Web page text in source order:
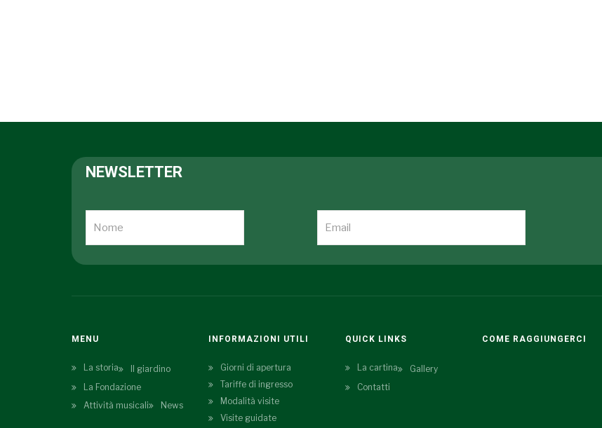
NEWSLETTER
MENU
La storia
Il giardino
La Fondazione
Attività musicali
News
INFORMAZIONI UTILI
Giorni di apertura
Tariffe di ingresso
Modalità visite
Visite guidate
QUICK LINKS
La cartina
Gallery
Contatti
COME RAGGIUNGERCI